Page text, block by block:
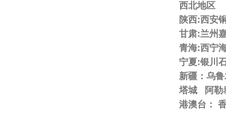
西北地区
陕西:西安
甘肃:兰州
青海:西宁
宁夏:银川
新疆：乌
塔城 阿勒
港澳台：